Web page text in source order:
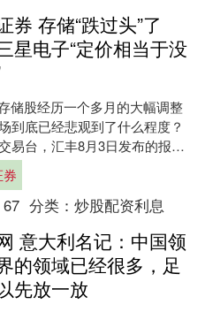
券 存储“跌过头”了
星电子“定价相当于没
储股经历一个多月的大幅调整
到底已经悲观到了什么程度？
易台，汇丰8月3日发布的报告
讨论"市盈率是否便宜"，而是....
67 分类： 炒股配资利息
意大利名记：中国领
的领域已经很多，足
先放一放